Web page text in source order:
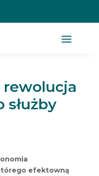
służby
efektowną